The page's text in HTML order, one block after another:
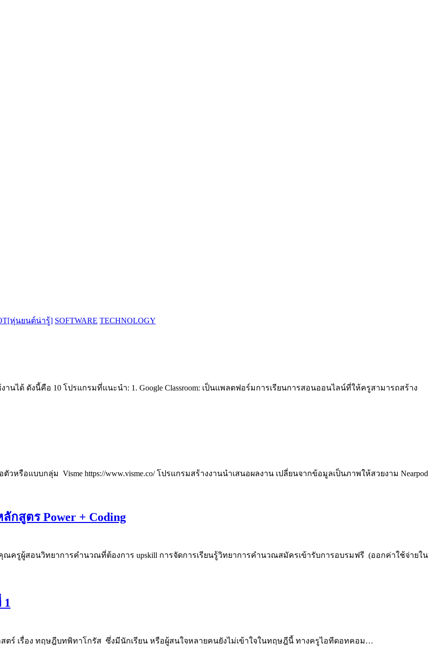
หุ่นยนต์น่ารู้] SOFTWARE TECHNOLOGY
ได้ ดังนี้คือ 10 โปรแกรมที่แนะนำ: 1. Google Classroom: เป็นแพลตฟอร์มการเรียนการสอนออนไลน์ที่ให้ครูสามารถสร้าง
วหรือแบบกลุ่ม Visme https://www.visme.co/ โปรแกรมสร้างงานนำเสนอผลงาน เปลี่ยนจากข้อมูลเป็นภาพให้สวยงาม Nearpod
สูตร Power + Coding
ณครูผู้สอนวิทยาการคำนวณที่ต้องการ upskill การจัดการเรียนรู้วิทยาการคำนวณสมัครเข้ารับการอบรมฟรี (ออกค่าใช้จ่ายใน
1
ตร์ เรื่อง ทฤษฎีบทพิทาโกรัส ซึ่งมีนักเรียน หรือผู้สนใจหลายคนยังไม่เข้าใจในทฤษฎีนี้ ทางครูไอทีดอทคอม…